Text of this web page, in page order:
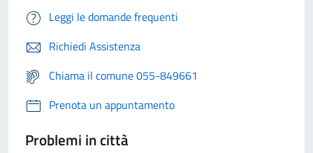
Leggi le domande frequenti
Richiedi Assistenza
Chiama il comune 055-849661
Prenota un appuntamento
Problemi in città